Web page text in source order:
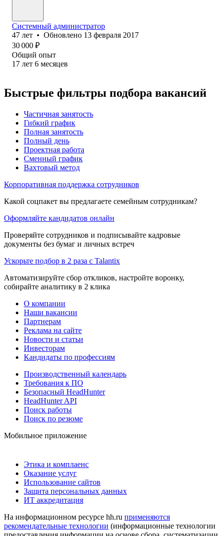
Системный администратор
47 лет • Обновлено 13 февраля 2017
30 000 ₽
Общий опыт
17 лет 6 месяцев
Быстрые фильтры подбора вакансий
Частичная занятость
Гибкий график
Полная занятость
Полный день
Проектная работа
Сменный график
Вахтовый метод
Корпоративная поддержка сотрудников
Какой соцпакет вы предлагаете семейным сотрудникам?
Оформляйте кандидатов онлайн
Проверяйте сотрудников и подписывайте кадровые
документы без бумаг и личных встреч
Ускорьте подбор в 2 раза с Talantix
Автоматизируйте сбор откликов, настройте воронку,
собирайте аналитику в 2 клика
О компании
Наши вакансии
Партнерам
Реклама на сайте
Новости и статьи
Инвесторам
Кандидаты по профессиям
Производственный календарь
Требования к ПО
Безопасный HeadHunter
HeadHunter API
Поиск работы
Поиск по резюме
Мобильное приложение
Этика и комплаенс
Оказание услуг
Использование сайтов
Защита персональных данных
ИТ аккредитация
На информационном ресурсе hh.ru применяются
рекомендательные технологии (информационные технологии